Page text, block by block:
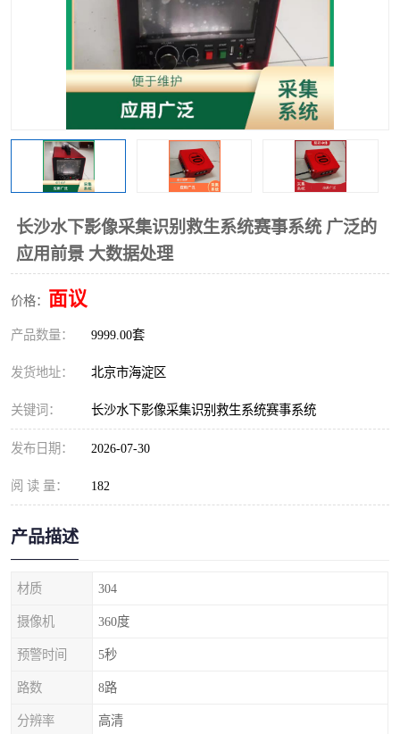
长沙水下影像采集识别救生系统赛事系统 广泛的
应用前景 大数据处理
价格： 面议
产品数量： 9999.00套
发货地址： 北京市海淀区
关键词： 长沙水下影像采集识别救生系统赛事系统
发布日期： 2026-07-30
阅 读 量： 182
产品描述
材质 304
摄像机 360度
预警时间 5秒
路数 8路
分辨率 高清